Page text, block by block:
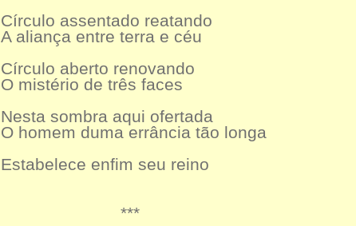
Círculo assentado reatando
A aliança entre terra e céu
Círculo aberto renovando
O mistério de três faces
Nesta sombra aqui ofertada
O homem duma errância tão longa
Estabelece enfim seu reino
***